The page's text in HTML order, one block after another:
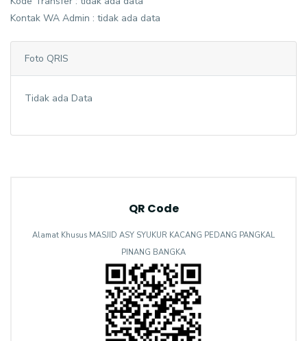
Kontak WA Admin : tidak ada data
Foto QRIS
Tidak ada Data
QR Code
Alamat Khusus MASJID ASY SYUKUR KACANG PEDANG PANGKAL
PINANG BANGKA